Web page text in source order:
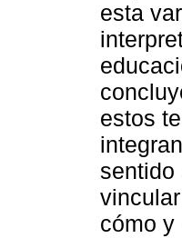
esta
estos
sentido
cómo y